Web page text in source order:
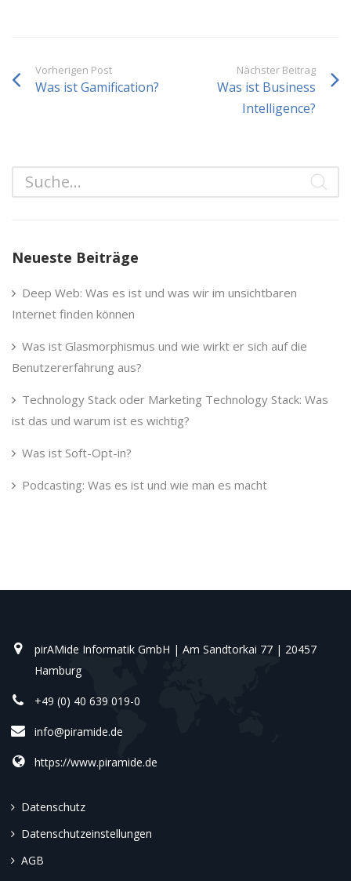
Vorherigen Post
Was ist Gamification?
Nächster Beitrag
Was ist Business
Intelligence?
Neueste Beiträge
Deep Web: Was es ist und was wir im unsichtbaren
Internet finden können
Was ist Glasmorphismus und wie wirkt er sich auf die
Benutzererfahrung aus?
Technology Stack oder Marketing Technology Stack: Was
ist das und warum ist es wichtig?
Was ist Soft-Opt-in?
Podcasting: Was es ist und wie man es macht
pirAMide Informatik GmbH | Am Sandtorkai 77 | 20457
Hamburg
+49 (0) 40 639 019-0
info@piramide.de
https://www.piramide.de
Datenschutz
Datenschutzeinstellungen
AGB